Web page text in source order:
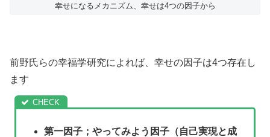
幸せになるメカニズム、幸せは4つの因子から
前野氏らの幸福学研究によれば、幸せの因子は4つ存在し
ます
第一因子；やってみよう因子（自己実現と成